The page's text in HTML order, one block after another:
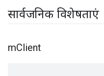
सार्वजनिक विशेषताएं
mClient